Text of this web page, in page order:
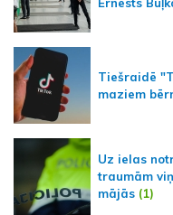
Tiešraidē
maziem
Uz ielas
traumām
mājās (1)